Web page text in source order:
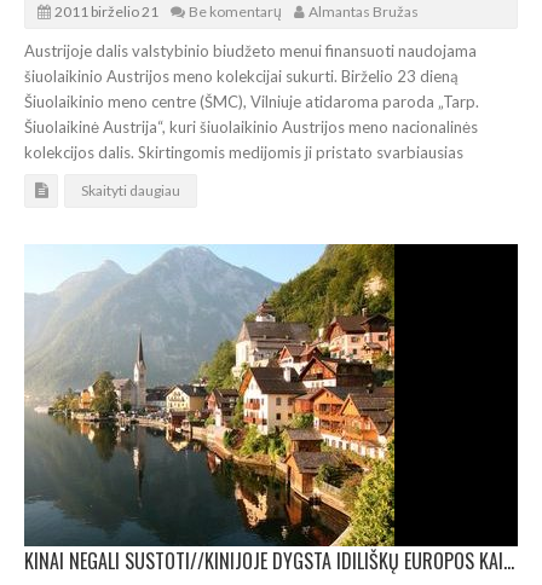
2011 birželio 21 Be komentarų Almantas Bružas
Austrijoje dalis valstybinio biudžeto menui finansuoti naudojama
šiuolaikinio Austrijos meno kolekcijai sukurti. Birželio 23 dieną
Šiuolaikinio meno centre (ŠMC), Vilniuje atidaroma paroda „Tarp.
Šiuolaikinė Austrija“, kuri šiuolaikinio Austrijos meno nacionalinės
kolekcijos dalis. Skirtingomis medijomis ji pristato svarbiausias
Skaityti daugiau
KINAI NEGALI SUSTOTI//KINIJOJE DYGSTA IDILIŠKŲ EUROPOS KAIMELIŲ „KLONAI“